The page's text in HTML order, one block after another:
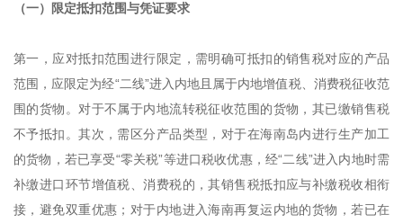
（一）限定抵扣范围与凭证要求
第一，应对抵扣范围进行限定，需明确可抵扣的销售税对应的产品
范围，应限定为经“二线”进入内地且属于内地增值税、消费税征收范
围的货物。对于不属于内地流转税征收范围的货物，其已缴销售税
不予抵扣。其次，需区分产品类型，对于在海南岛内进行生产加工
的货物，若已享受“零关税”等进口税收优惠，经“二线”进入内地时需
补缴进口环节增值税、消费税的，其销售税抵扣应与补缴税收相衔
接，避免双重优惠；对于内地进入海南再复运内地的货物，若已在